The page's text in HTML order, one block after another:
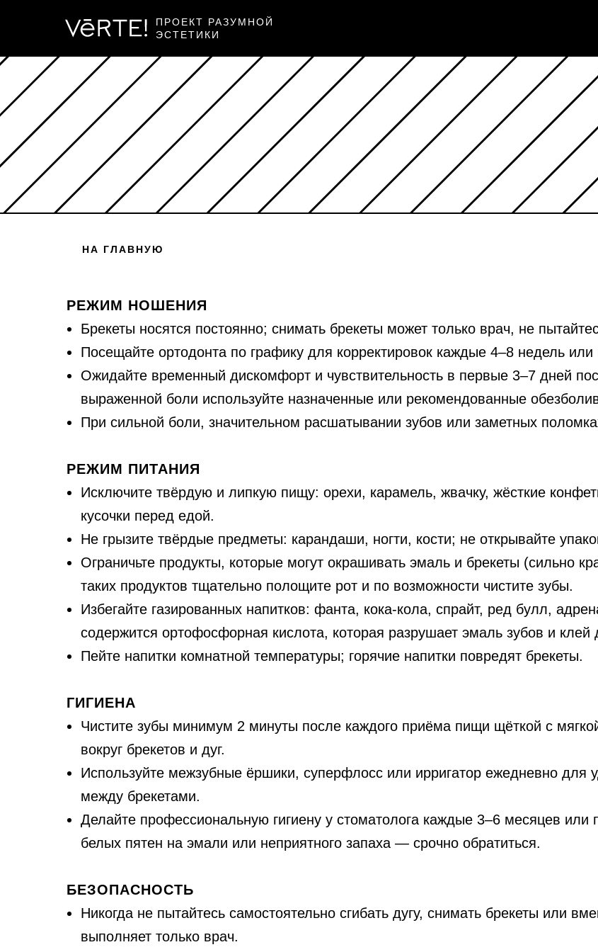
ПРОЕКТ РАЗУМНОЙ
ЭСТЕТИКИ
НА ГЛАВНУЮ
РЕЖИМ НОШЕНИЯ
Брекеты носятся постоянно; снимать брекеты может только врач, не
Посещайте ортодонта по графику для корректировок каждые 4–8 недель
Ожидайте временный дискомфорт и чувствительность в первые 3–7 дней
выраженной боли используйте назначенные или рекомендованные
При сильной боли, значительном расшатывании зубов или заметных
РЕЖИМ ПИТАНИЯ
Исключите твёрдую и липкую пищу: орехи, карамель, жвачку, жёсткие
кусочки перед едой.
Не грызите твёрдые предметы: карандаши, ногти, кости; не открывайте
Ограничьте продукты, которые могут окрашивать эмаль и брекеты (сильно
таких продуктов тщательно полощите рот и по возможности чистите зубы.
Избегайте газированных напитков: фанта, кока-кола, спрайт, ред булл,
содержится ортофосфорная кислота, которая разрушает эмаль зубов и клей
Пейте напитки комнатной температуры; горячие напитки повредят брекеты.
ГИГИЕНА
Чистите зубы минимум 2 минуты после каждого приёма пищи щёткой с
вокруг брекетов и дуг.
Используйте межзубные ёршики, суперфлосс или ирригатор ежедневно для
между брекетами.
Делайте профессиональную гигиену у стоматолога каждые 3–6 месяцев
белых пятен на эмали или неприятного запаха — срочно обратиться.
БЕЗОПАСНОСТЬ
Никогда не пытайтесь самостоятельно сгибать дугу, снимать брекеты или
выполняет только врач.